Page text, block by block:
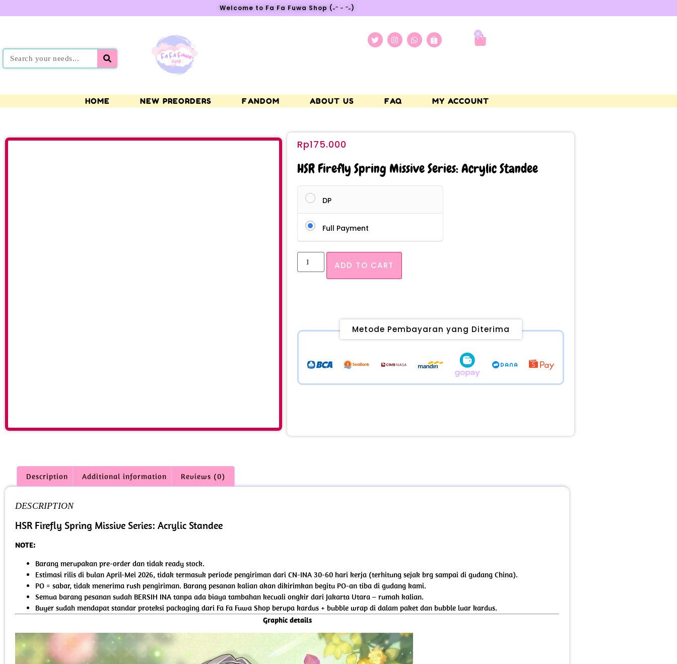
Welcome to Fa Fa Fuwa Shop (˶ᵔ ᵕ ᵔ˶)
0
HOME NEW PREORDERS FANDOM ABOUT US FAQ MY ACCOUNT
Rp175.000
HSR Firefly Spring Missive Series: Acrylic Standee
DP
Full Payment
ADD TO CART
Metode Pembayaran yang Diterima
Description Additional information Reviews (0)
DESCRIPTION
HSR Firefly Spring Missive Series: Acrylic Standee
NOTE:
Barang merupakan pre-order dan tidak ready stock.
Estimasi rilis di bulan April-Mei 2026, tidak termasuk periode pengiriman dari CN-INA 30-60 hari kerja (terhitung sejak brg sampai di gudang China).
PO = sabar, tidak menerima rush pengiriman. Barang pesanan kalian akan dikirimkan begitu PO-an tiba di gudang kami.
Semua barang pesanan sudah BERSIH INA tanpa ada biaya tambahan kecuali ongkir dari Jakarta Utara – rumah kalian.
Buyer sudah mendapat standar proteksi packaging dari Fa Fa Fuwa Shop berupa kardus + bubble wrap di dalam paket dan bubble luar kardus.
Graphic details